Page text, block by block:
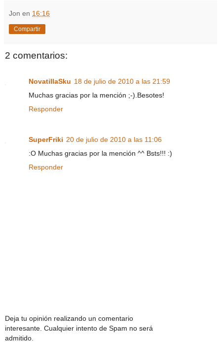
Jon en 16:16
Compartir
2 comentarios:
NovatillaSku 18 de julio de 2010 a las 21:59
Muchas gracias por la mención ;-).Besotes!
Responder
SuperFriki 20 de julio de 2010 a las 11:06
:O Muchas gracias por la mención ^^ Bsts!!! :)
Responder
Deja tu opinión realizando un comentario
interesante. Cualquier intento de Spam no será
admitido.